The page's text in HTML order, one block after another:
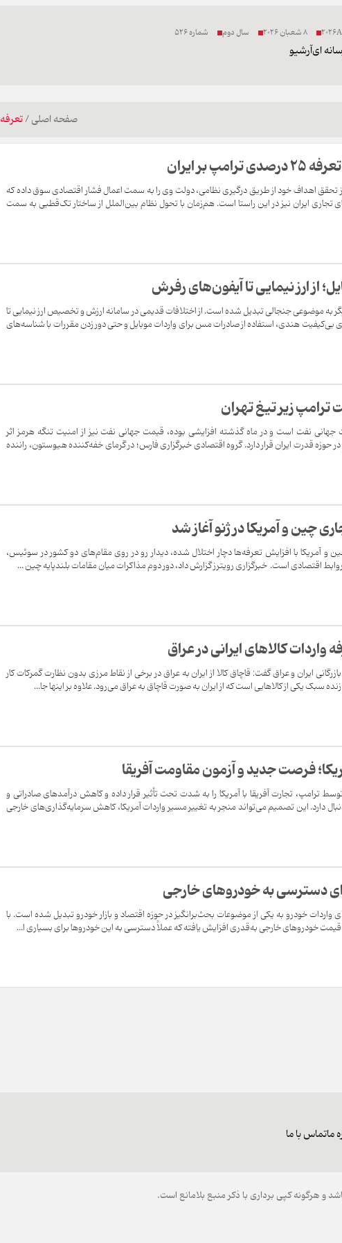
8 شعبان 2026 سال دوم شماره 526
ایآرشیو
صفحه اصلی/تعرفه
بر ایران
تحقق اهداف خود از طریق درگیری نظامی، دولت وی را به سمت اعمال فشار اقتصادی سوق داده که
بر شرکای تجاری ایران نیز در این راستا است. هم‌زمان با تحول نظام بین‌الملل از ساختار تک‌قطبی به سمت
از ارز نیمایی تا آیفون‌های رفرش
به موضوعی جنجالی تبدیل شده است. از اختلافات قدیمی در سامانه ارزش و تخصیص ارز نیمایی تا
هندی، استفاده از صادرات مس برای واردات موبایل و حتی دور زدن مقررات با شناسه‌های
زیر تیغ تهران
جهانی نفت است و در ماه گذشته افزایشی بوده، قیمت جهانی نفت نیز از امنیت تنگه هرمز اثر
حوزه قدرت ایران قرار دارد. گروه اقتصادی خبرگزاری فارس؛ در گرمای خفه‌کننده هیوستون، راننده
چین و آمریکا در ژنو آغاز شد
و آمریکا با افزایش تعرفه‌ها دچار اختلال شده، دیدار رو در روی مقام‌های دو کشور در سوئیس،
اقتصادی است. ‌ خبرگزاری رویترز گزارش داد،‌ دور دوم مذاکرات میان مقامات بلندپایه چین ...
واردات کالاهای ایرانی در عراق
ایران و عراق گفت: قاچاق کالا از ایران به عراق در برخی از نقاط مرزی بدون نظارت گمرکات کار
سبک یکی از کالاهایی است که از ایران به صورت قاچاق به عراق می‌رود. علاوه بر اینها جا...
فرصت جدید و آزمون مقاومت آفریقا
ترامپ، تجارت آفریقا با آمریکا را به شدت تحت تأثیر قرار داده و کاهش درآمدهای صادراتی و
دارد. این تصمیم می‌تواند منجر به تغییر مسیر واردات آمریکا، کاهش سرمایه‌گذاری‌های خارجی
دسترسی به خودروهای خارجی
واردات خودرو به یکی از موضوعات بحث‌برانگیز در حوزه اقتصاد و بازار خودرو تبدیل شده است. با
ماتماس با ما
و هرگونه کپی برداری با ذکر منبع بلامانع است.